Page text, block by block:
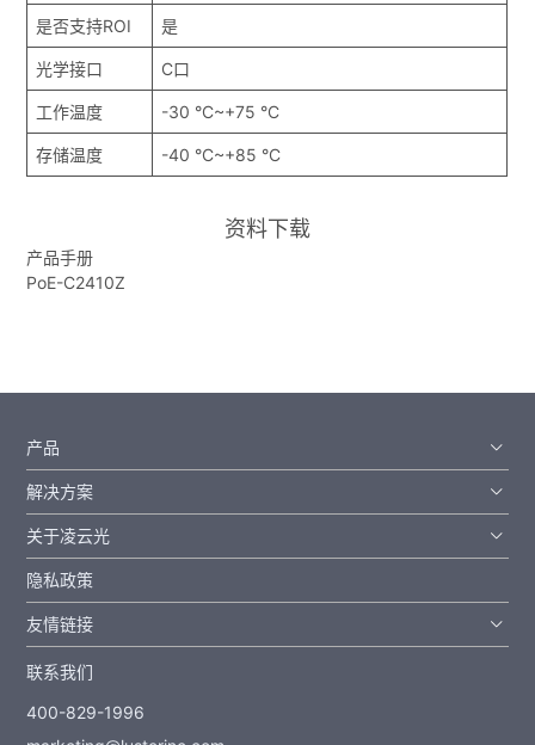
是否支持ROI 是
光学接口 C口
工作温度 -30 °C~+75 °C
存储温度 -40 °C~+85 °C
资料下载
产品手册
PoE-C2410Z
产品
解决方案
关于凌云光
隐私政策
友情链接
联系我们
400-829-1996